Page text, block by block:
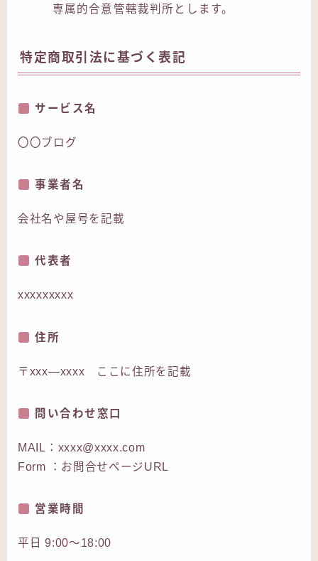
専属的合意管轄裁判所とします。
特定商取引法に基づく表記
サービス名
〇〇ブログ
事業者名
会社名や屋号を記載
代表者
xxxxxxxxx
住所
〒xxx―xxxx ここに住所を記載
問い合わせ窓口
MAIL：xxxx@xxxx.com
Form ：お問合せページURL
営業時間
平日 9:00～18:00